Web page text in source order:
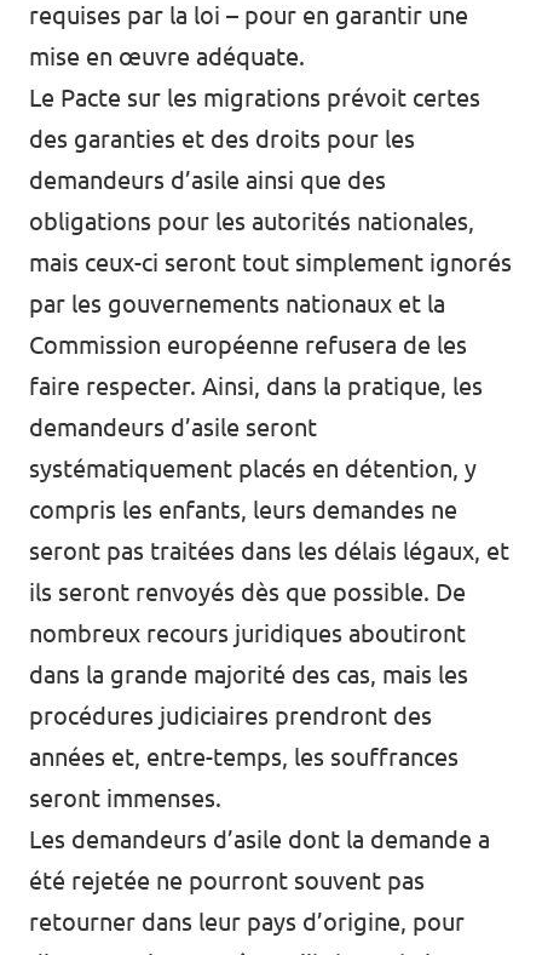
requises par la loi – pour en garantir une
mise en œuvre adéquate.
Le Pacte sur les migrations prévoit certes
des garanties et des droits pour les
demandeurs d’asile ainsi que des
obligations pour les autorités nationales,
mais ceux-ci seront tout simplement ignorés
par les gouvernements nationaux et la
Commission européenne refusera de les
faire respecter. Ainsi, dans la pratique, les
demandeurs d’asile seront
systématiquement placés en détention, y
compris les enfants, leurs demandes ne
seront pas traitées dans les délais légaux, et
ils seront renvoyés dès que possible. De
nombreux recours juridiques aboutiront
dans la grande majorité des cas, mais les
procédures judiciaires prendront des
années et, entre-temps, les souffrances
seront immenses.
Les demandeurs d’asile dont la demande a
été rejetée ne pourront souvent pas
retourner dans leur pays d’origine, pour